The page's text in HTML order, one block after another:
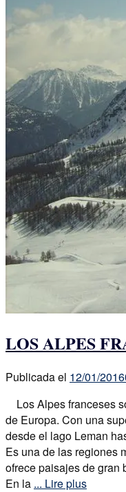
LOS ALPES
Publicada el 12/01/2016
Los Alpes franceses
de Europa. Con una
desde el lago Leman
Es una de las regiones
ofrece paisajes de gran
En la ... Lire plus